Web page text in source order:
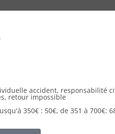
accident, responsabilité
retour impossible
350€ : 50€, de 351 à 700€: